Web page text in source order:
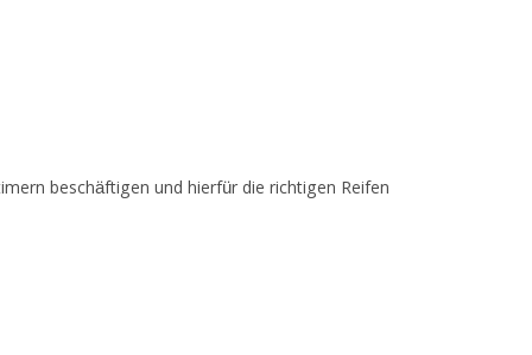
beschäftigen und hierfür die richtigen Reifen